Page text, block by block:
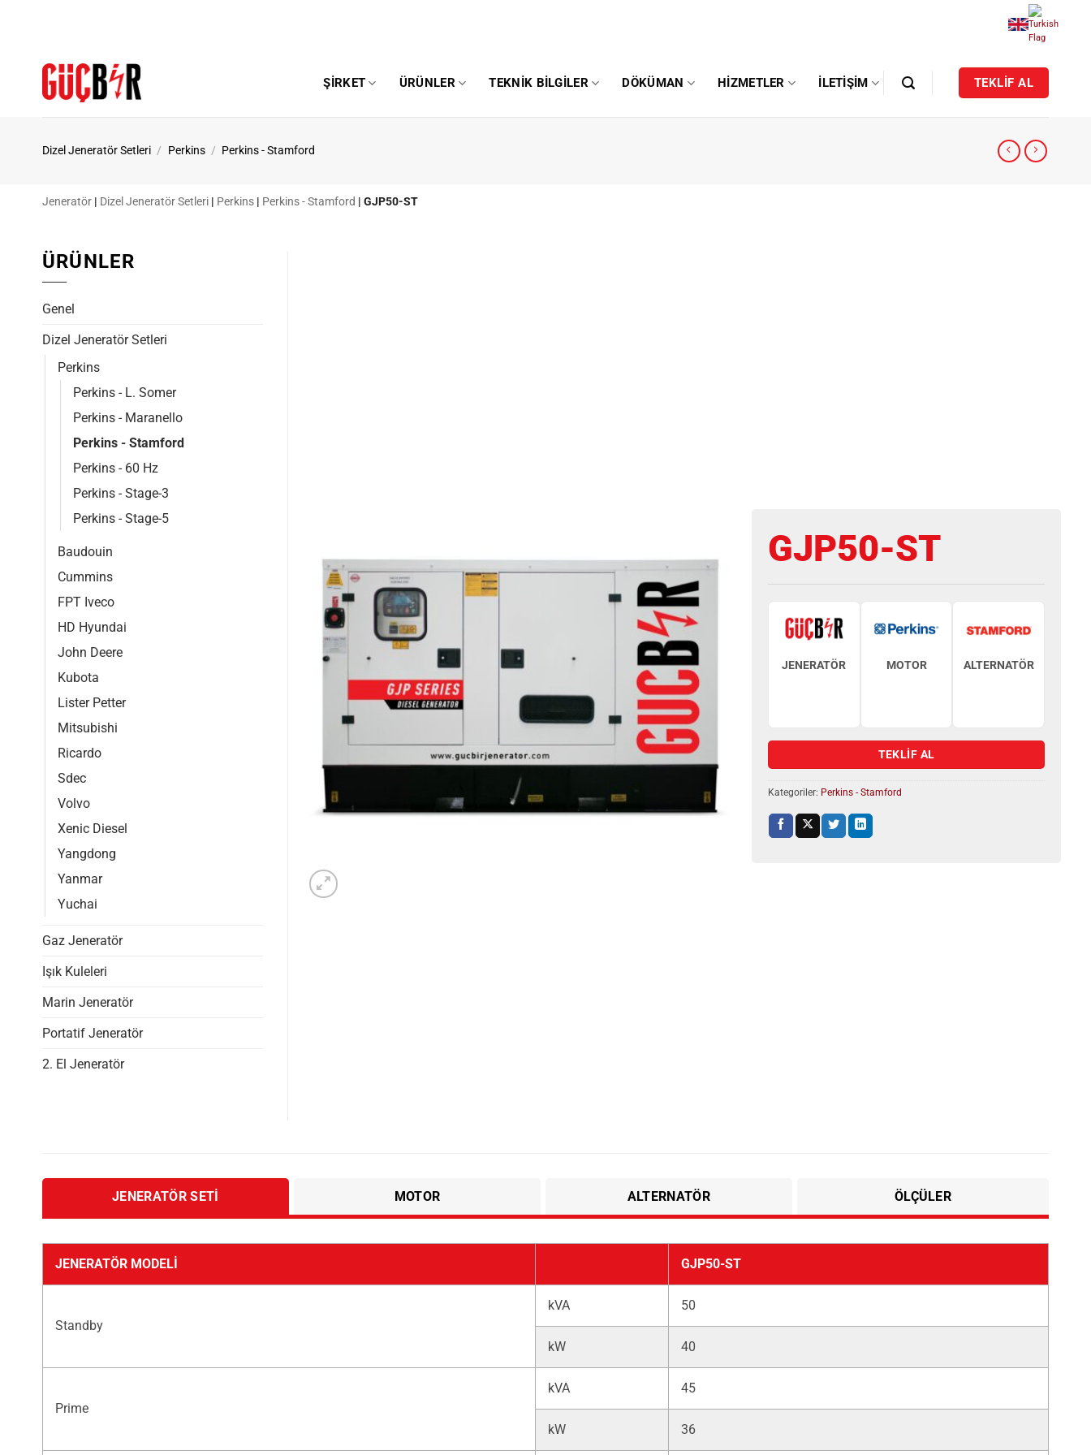
ŞIRKET ÜRÜNLER TEKNIK BILGILER DÖKÜMAN HIZMETLER İLETIŞIM TEKLİF AL
Dizel Jeneratör Setleri / Perkins / Perkins - Stamford
Jeneratör | Dizel Jeneratör Setleri | Perkins | Perkins - Stamford | GJP50-ST
GJP50-ST
JENERATÖR MOTOR ALTERNATÖR
TEKLİF AL
Kategoriler: Perkins - Stamford
ÜRÜNLER
Genel
Dizel Jeneratör Setleri
Perkins
Perkins - L. Somer
Perkins - Maranello
Perkins - Stamford
Perkins - 60 Hz
Perkins - Stage-3
Perkins - Stage-5
Baudouin
Cummins
FPT Iveco
HD Hyundai
John Deere
Kubota
Lister Petter
Mitsubishi
Ricardo
Sdec
Volvo
Xenic Diesel
Yangdong
Yanmar
Yuchai
Gaz Jeneratör
Işık Kuleleri
Marin Jeneratör
Portatif Jeneratör
2. El Jeneratör
JENERATÖR SETI MOTOR ALTERNATÖR ÖLÇÜLER
JENERATÖR MODELI GJP50-ST
Standby
kVA 50
kW 40
Prime
kVA 45
kW 36